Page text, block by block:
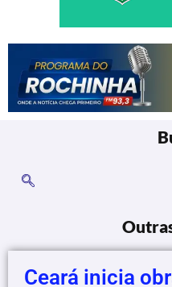
Ceará inicia